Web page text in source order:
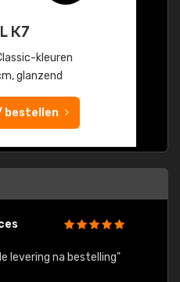
K7
kleuren
glanzend
bestellen
levering na bestelling"